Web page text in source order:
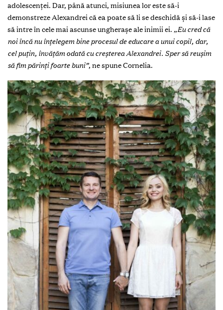
adolescenței. Dar, până atunci, misiunea lor este să-i
demonstreze Alexandrei că ea poate să li se deschidă și să-i lase
să intre în cele mai ascunse ungherașe ale inimii ei. „Eu cred că
noi încă nu înțelegem bine procesul de educare a unui copil, dar,
cel puțin, învățăm odată cu creșterea Alexandrei. Sper să reușim
să fim părinți foarte buni”, ne spune Cornelia.